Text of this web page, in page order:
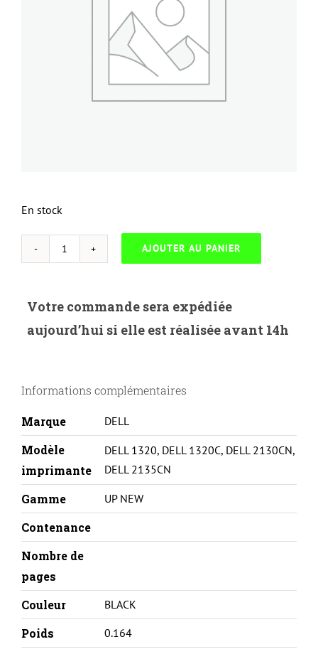
En stock
quantité
D.2130B-
DELL
593
BK%#
AJOUTER AU PANIER
Votre commande sera expédiée
aujourd’hui si elle est réalisée avant 14h
Informations complémentaires
Marque DELL
Modèle
imprimante
DELL 1320, DELL 1320C, DELL 2130CN,
DELL 2135CN
Gamme UP NEW
Contenance
Nombre de
pages
Couleur
BLACK
Poids 0.164